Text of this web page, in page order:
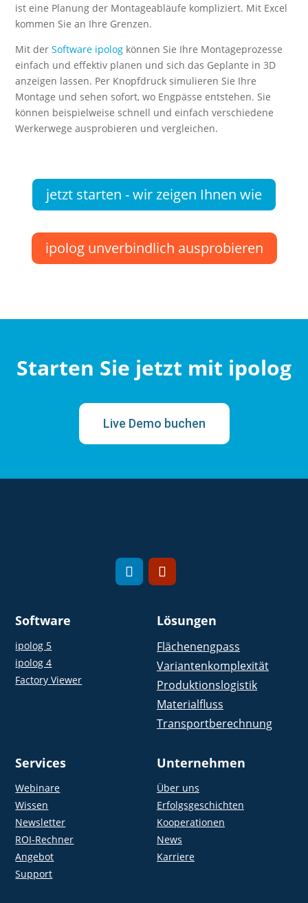
ist eine Planung der Montageabläufe kompliziert. Mit Excel
kommen Sie an Ihre Grenzen.
Mit derSoftware ipolog können Sie Ihre Montageprozesse
einfach und effektiv planen und sich das Geplante in 3D
anzeigen lassen. Per Knopfdruck simulieren Sie Ihre
Montage und sehen sofort, wo Engpässe entstehen. Sie
können beispielweise schnell und einfach verschiedene
Werkerwege ausprobieren und vergleichen.
jetzt starten - wir zeigen Ihnen wie
ipolog unverbindlich ausprobieren
Starten Sie jetzt mit ipolog
Live Demo buchen
Software
ipolog 5
ipolog 4
Factory Viewer
Lösungen
Flächenengpass
Variantenkomplexität
Produktionslogistik
Materialfluss
Transportberechnung
Services
Webinare
Wissen
Newsletter
ROI-Rechner
Angebot
Support
Unternehmen
Über uns
Erfolgsgeschichten
Kooperationen
News
Karriere